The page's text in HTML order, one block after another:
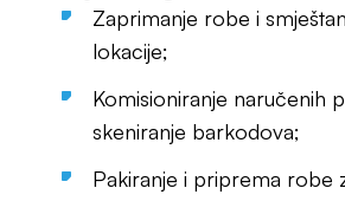
Zaprimanje robe i
lokacije;
Komisioniranje naručenih
skeniranje barkodova;
Pakiranje i priprema robe